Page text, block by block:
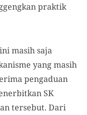
praktik
masih saja
yang masih
pengaduan
SK
tersebut. Dari